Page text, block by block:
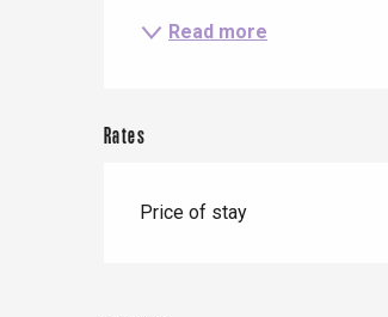
Val-de-Scie
Read more
Rates
Price of stay